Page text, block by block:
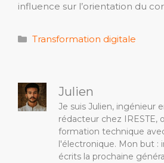
influence sur l’orientation du
Catégories
Transformation digitale
Julien
Je suis Julien, ingénieur
rédacteur chez IRESTE,
formation technique
l'électronique. Mon but :
écrits la prochaine